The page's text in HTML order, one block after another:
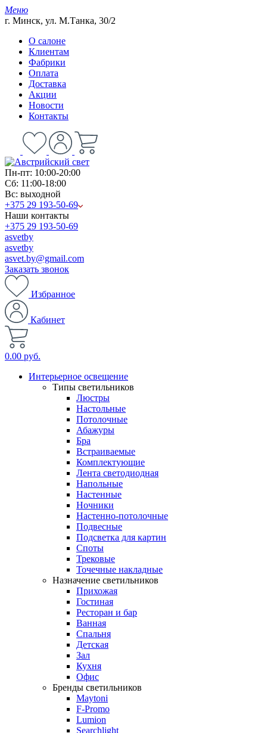
Меню
г. Минск, ул. М.Танка, 30/2
О салоне
Клиентам
Фабрики
Оплата
Доставка
Акции
Новости
Контакты
Пн-пт: 10:00-20:00
Сб: 11:00-18:00
Вс: выходной
+375 29 193-50-69
Наши контакты
+375 29 193-50-69
asvetby
asvetby
asvet.by@gmail.com
Заказать звонок
Избранное
Кабинет
0.00 руб.
Интерьерное освещение
Типы светильников
Люстры
Настольные
Потолочные
Абажуры
Бра
Встраиваемые
Комплектующие
Лента светодиодная
Напольные
Настенные
Ночники
Настенно-потолочные
Подвесные
Подсветка для картин
Споты
Трековые
Точечные накладные
Назначение светильников
Прихожая
Гостиная
Ресторан и бар
Ванная
Спальня
Детская
Зал
Кухня
Офис
Бренды светильников
Maytoni
F-Promo
Lumion
Searchlight